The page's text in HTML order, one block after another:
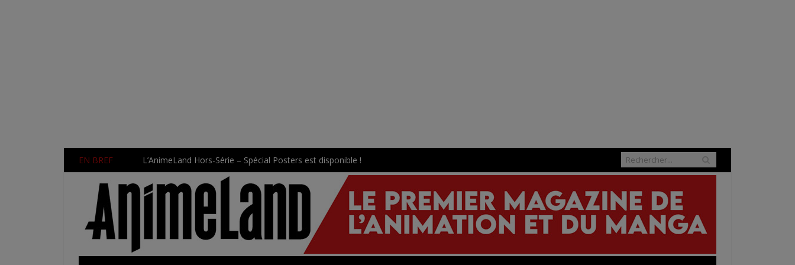
EN BREF L’AnimeLand Hors-Série – Spécial Posters est disponible !